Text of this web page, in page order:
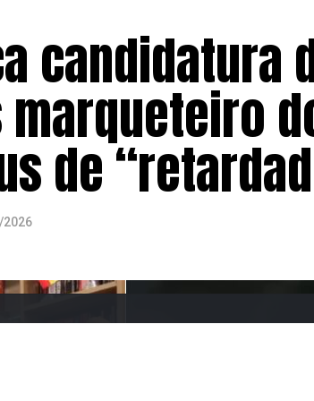
candidatura
marqueteiro
de
2026